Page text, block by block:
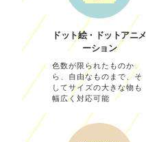
ドット絵・ドットアニメ
ーション
色数が限られたものか
ら、自由なものまで、そ
してサイズの大きな物も
幅広く対応可能